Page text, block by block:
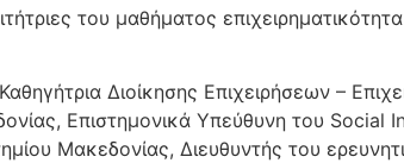
του μαθήματος
Διοίκησης Επιχειρήσεων –
Επιστημονικά Υπεύθυνη του
Μακεδονίας, Διευθυντής του